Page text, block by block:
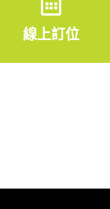
線上訂位